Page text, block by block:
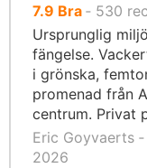
7.9 av
10,
Bra ‐ 530
Ursprunglig
fängelse.
i grönska,
promenad från
centrum. Privat
Eric Goyvaerts
2026